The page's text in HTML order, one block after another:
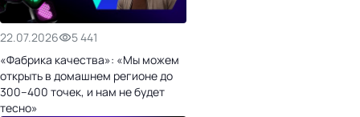
22.07.2026
5 441
«Фабрика качества»: «Мы можем
открыть в домашнем регионе до
300–400 точек, и нам не будет
тесно»